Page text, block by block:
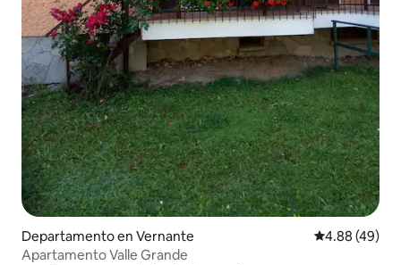
Departamento en Vernante Calificación
4.88 (49)
Apartamento Valle Grande